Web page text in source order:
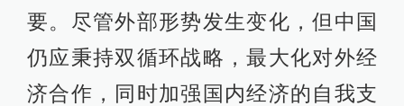
要。尽管外部形势发生变化，但中国
仍应秉持双循环战略，最大化对外经
济合作，同时加强国内经济的自我支